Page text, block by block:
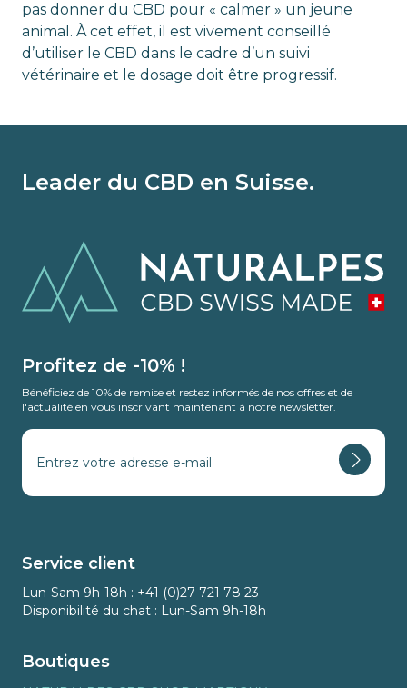
pas donner du CBD pour « calmer » un jeune
animal. À cet effet, il est vivement conseillé
d’utiliser le CBD dans le cadre d’un suivi
vétérinaire et le dosage doit être progressif.
Leader du CBD en Suisse.
Profitez de -10% !
Bénéficiez de 10% de remise et restez informés de nos offres et de
l'actualité en vous inscrivant maintenant à notre newsletter.
Service client
Lun-Sam 9h-18h : +41 (0)27 721 78 23
Disponibilité du chat : Lun-Sam 9h-18h
Boutiques